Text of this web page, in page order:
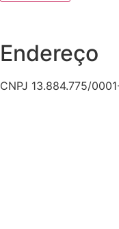
Endereço
CNPJ 13.884.775/